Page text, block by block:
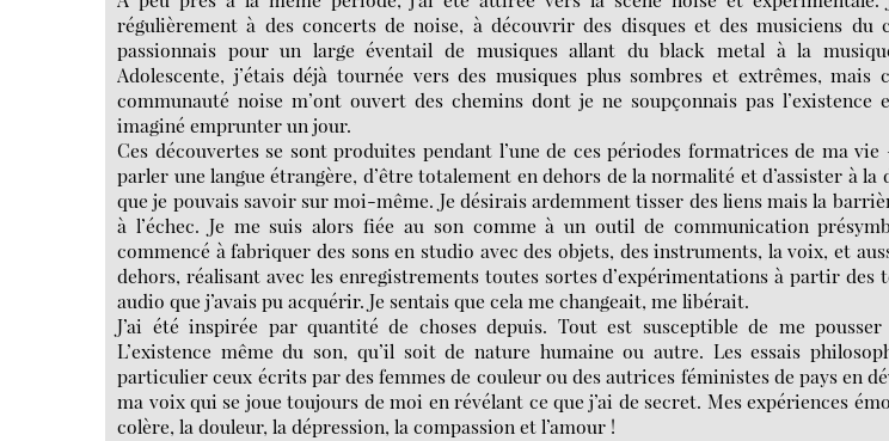
régulièrement à des concerts de noise, à découvrir des disques et des musiciens du
passionnais pour un large éventail de musiques allant du black metal à la
Adolescente, j’étais déjà tournée vers des musiques plus sombres et extrêmes, mais
communauté noise m’ont ouvert des chemins dont je ne soupçonnais pas l’existence
imaginé emprunter un jour.
Ces découvertes se sont produites pendant l’une de ces périodes formatrices de ma vie
parler une langue étrangère, d’être totalement en dehors de la normalité et d’assister à
que je pouvais savoir sur moi-même. Je désirais ardemment tisser des liens mais la
à l’échec. Je me suis alors fiée au son comme à un outil de communication
commencé à fabriquer des sons en studio avec des objets, des instruments, la voix, et
dehors, réalisant avec les enregistrements toutes sortes d’expérimentations à partir des
audio que j’avais pu acquérir. Je sentais que cela me changeait, me libérait.
J’ai été inspirée par quantité de choses depuis. Tout est susceptible de me
L’existence même du son, qu’il soit de nature humaine ou autre. Les essais
particulier ceux écrits par des femmes de couleur ou des autrices féministes de pays en
ma voix qui se joue toujours de moi en révélant ce que j’ai de secret. Mes expériences
colère, la douleur, la dépression, la compassion et l’amour !